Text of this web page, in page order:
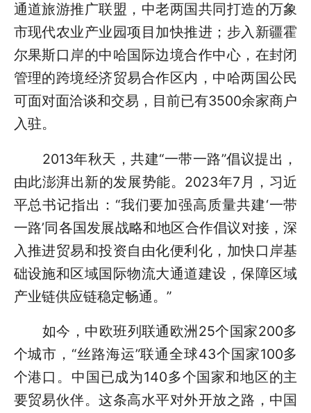
通道旅游推广联盟，中老两国共同打造的万象
市现代农业产业园项目加快推进；步入新疆霍
尔果斯口岸的中哈国际边境合作中心，在封闭
管理的跨境经济贸易合作区内，中哈两国公民
可面对面洽谈和交易，目前已有3500余家商户
入驻。
2013年秋天，共建“一带一路”倡议提出，
由此澎湃出新的发展势能。2023年7月，习近
平总书记指出：“我们要加强高质量共建‘一带
一路’同各国发展战略和地区合作倡议对接，深
入推进贸易和投资自由化便利化，加快口岸基
础设施和区域国际物流大通道建设，保障区域
产业链供应链稳定畅通。”
如今，中欧班列联通欧洲25个国家200多
个城市，“丝路海运”联通全球43个国家100多
个港口。中国已成为140多个国家和地区的主
要贸易伙伴。这条高水平对外开放之路，中国